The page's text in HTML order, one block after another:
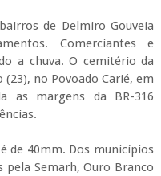
de Delmiro Gouveia
Comerciantes e
a chuva. O cemitério da
(23), no Povoado Carié, em
as margens da BR-316
de 40mm. Dos municípios
Semarh, Ouro Branco